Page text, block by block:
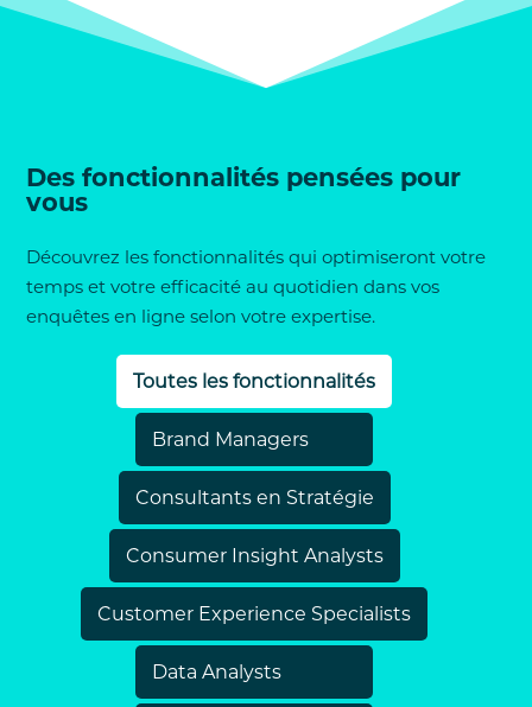
Des fonctionnalités pensées pour
vous
Découvrez les fonctionnalités qui optimiseront votre
temps et votre efficacité au quotidien dans vos
enquêtes en ligne selon votre expertise.
Toutes les fonctionnalités
Brand Managers
Consultants en Stratégie
Consumer Insight Analysts
Customer Experience Specialists
Data Analysts